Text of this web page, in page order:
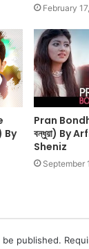
February
By
Pran
বন্ধুয়া) By
Sheniz
September
published.